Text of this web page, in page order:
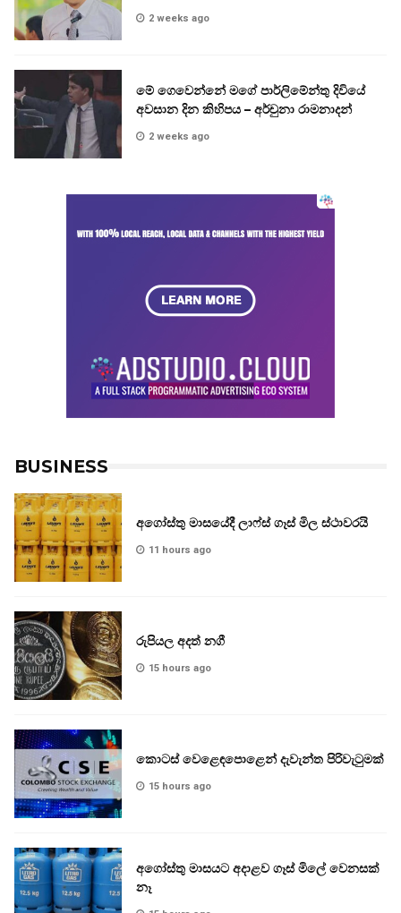
2 weeks ago
මේ ගෙවෙන්නේ මගේ පාර්ලිමේන්තු දිවියේ
අවසාන දින කිහිපය – අර්චුනා රාමනාදන්
2 weeks ago
BUSINESS
අගෝස්තු මාසයේදී ලාෆ්ස් ගෑස් මිල ස්ථාවරයි
11 hours ago
රුපියල අදත් නගී
15 hours ago
කොටස් වෙළෙඳපොළෙන් දැවැන්ත පිරිවැටුමක්
15 hours ago
අගෝස්තු මාසයට අදාළව ගෑස් මිලේ වෙනසක්
නෑ